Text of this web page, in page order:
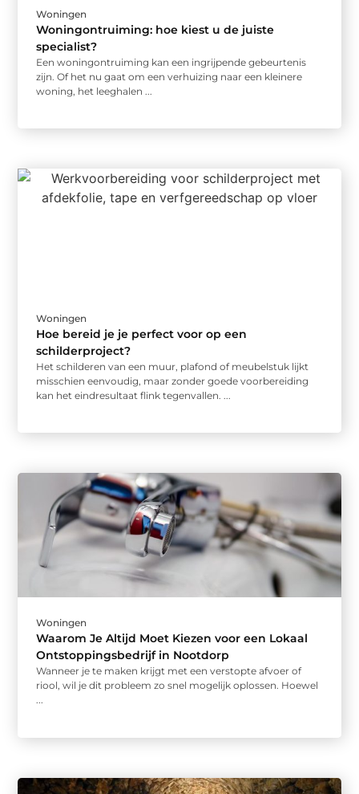
Woningen
Woningontruiming: hoe kiest u de juiste
specialist?
Een woningontruiming kan een ingrijpende gebeurtenis
zijn. Of het nu gaat om een verhuizing naar een kleinere
woning, het leeghalen ...
Woningen
Hoe bereid je je perfect voor op een
schilderproject?
Het schilderen van een muur, plafond of meubelstuk lijkt
misschien eenvoudig, maar zonder goede voorbereiding
kan het eindresultaat flink tegenvallen. ...
Woningen
Waarom Je Altijd Moet Kiezen voor een Lokaal
Ontstoppingsbedrijf in Nootdorp
Wanneer je te maken krijgt met een verstopte afvoer of
riool, wil je dit probleem zo snel mogelijk oplossen. Hoewel
...